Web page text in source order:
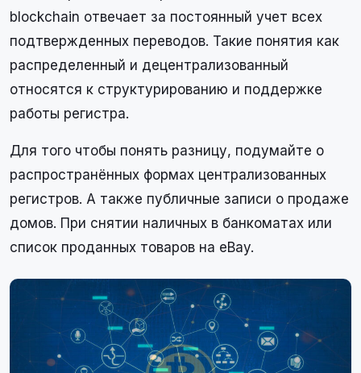
blockchain отвечает за постоянный учет всех
подтвержденных переводов. Такие понятия как
распределенный и децентрализованный
относятся к структурированию и поддержке
работы регистра.
Для того чтобы понять разницу, подумайте о
распространённых формах централизованных
регистров. А также публичные записи о продаже
домов. При снятии наличных в банкоматах или
список проданных товаров на eBay.